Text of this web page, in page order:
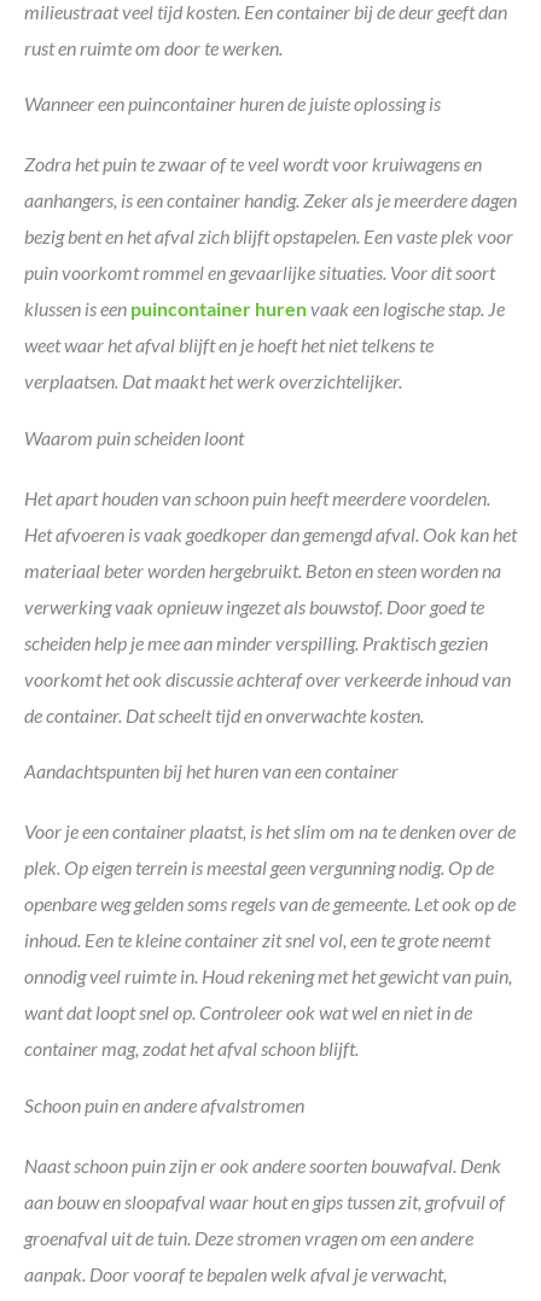
milieustraat veel tijd kosten. Een container bij de deur geeft dan
rust en ruimte om door te werken.
Wanneer een puincontainer huren de juiste oplossing is
Zodra het puin te zwaar of te veel wordt voor kruiwagens en
aanhangers, is een container handig. Zeker als je meerdere dagen
bezig bent en het afval zich blijft opstapelen. Een vaste plek voor
puin voorkomt rommel en gevaarlijke situaties. Voor dit soort
klussen is een puincontainer hurenvaak een logische stap. Je
weet waar het afval blijft en je hoeft het niet telkens te
verplaatsen. Dat maakt het werk overzichtelijker.
Waarom puin scheiden loont
Het apart houden van schoon puin heeft meerdere voordelen.
Het afvoeren is vaak goedkoper dan gemengd afval. Ook kan het
materiaal beter worden hergebruikt. Beton en steen worden na
verwerking vaak opnieuw ingezet als bouwstof. Door goed te
scheiden help je mee aan minder verspilling. Praktisch gezien
voorkomt het ook discussie achteraf over verkeerde inhoud van
de container. Dat scheelt tijd en onverwachte kosten.
Aandachtspunten bij het huren van een container
Voor je een container plaatst, is het slim om na te denken over de
plek. Op eigen terrein is meestal geen vergunning nodig. Op de
openbare weg gelden soms regels van de gemeente. Let ook op de
inhoud. Een te kleine container zit snel vol, een te grote neemt
onnodig veel ruimte in. Houd rekening met het gewicht van puin,
want dat loopt snel op. Controleer ook wat wel en niet in de
container mag, zodat het afval schoon blijft.
Schoon puin en andere afvalstromen
Naast schoon puin zijn er ook andere soorten bouwafval. Denk
aan bouw en sloopafval waar hout en gips tussen zit, grofvuil of
groenafval uit de tuin. Deze stromen vragen om een andere
aanpak. Door vooraf te bepalen welk afval je verwacht,